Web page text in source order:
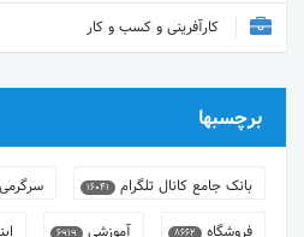
کارآفرینی و کسب و کار
برچسبها
بانک جامع کانال تلگرام 16041 سرگرمی
8662
6919